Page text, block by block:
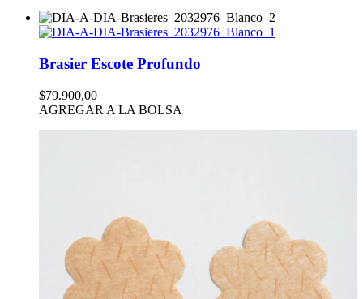
Brasier Escote Profundo
$79.900,00
AGREGAR A LA BOLSA